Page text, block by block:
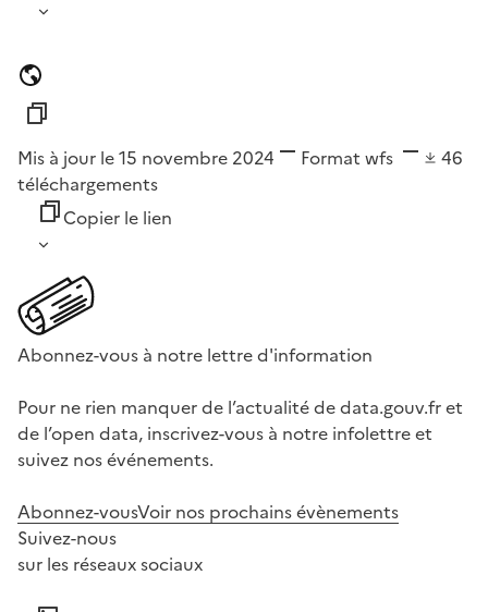
Mis à jour le 15 novembre 2024 Format wfs
46
téléchargements
Copier le lien
Abonnez-vous à notre lettre d'information
Pour ne rien manquer de l’actualité de data.gouv.fr et
de l’open data, inscrivez-vous à notre infolettre et
suivez nos événements.
Abonnez-vousVoir nos prochains évènements
Suivez-nous
sur les réseaux sociaux